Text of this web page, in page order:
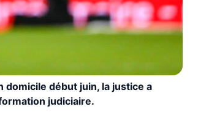
domicile début juin, la justice a
judiciaire.